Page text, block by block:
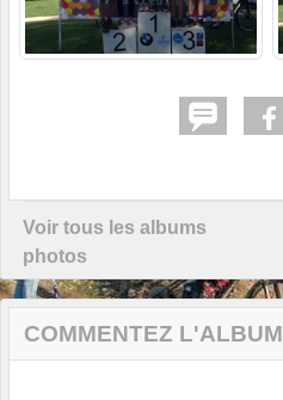
Voir tous les albums
photos
COMMENTEZ L'ALBUM